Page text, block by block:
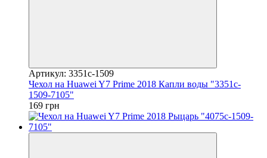
Артикул: 3351c-1509
Чехол на Huawei Y7 Prime 2018 Капли воды "3351c-
1509-7105"
169 грн